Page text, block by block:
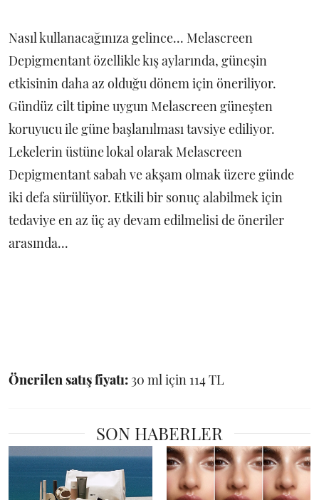
Nasıl kullanacağınıza gelince... Melascreen
Depigmentant özellikle kış aylarında, güneşin
etkisinin daha az olduğu dönem için öneriliyor.
Gündüz cilt tipine uygun Melascreen güneşten
koruyucu ile güne başlanılması tavsiye ediliyor.
Lekelerin üstüne lokal olarak Melascreen
Depigmentant sabah ve akşam olmak üzere günde
iki defa sürülüyor. Etkili bir sonuç alabilmek için
tedaviye en az üç ay devam edilmelisi de öneriler
arasında...
Önerilen satış fiyatı: 30 ml için 114 TL
SON HABERLER